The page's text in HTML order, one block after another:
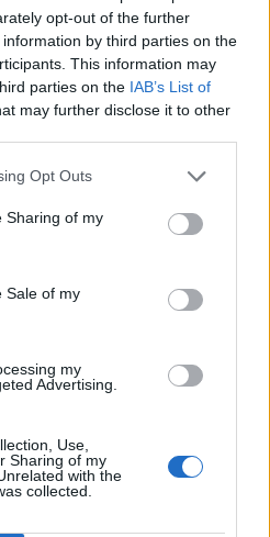
opt-out of the further
by third parties on the
This information may
parties on the IAB’s List of
may further disclose it to other
Opt Outs
Sharing of my
Sale of my
my
Advertising.
Use,
Sharing of my
with the
collected.
στοGoogle Newsκαι
νέα.
και στοInstagram